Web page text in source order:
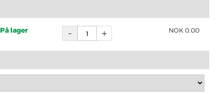
På lager NOK 0.00